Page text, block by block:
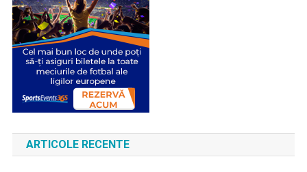
ARTICOLE RECENTE